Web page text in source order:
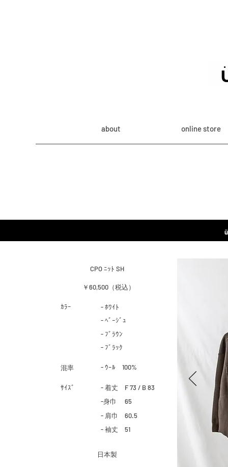
about online store
CPO ﾆｯﾄ SH
￥60,500（税込）
​ｶﾗｰ
- ﾎﾜｲﾄ
- ﾍﾞｰｼﾞｭ
- ﾌﾞﾗｳﾝ
- ﾌﾞﾗｯｸ
​混率 - ｳｰﾙ 100%
​ｻｲｽﾞ
- 着丈 F 73 / B 83
-身巾 65
- 肩巾 60.5
- 袖丈 51
​日本製